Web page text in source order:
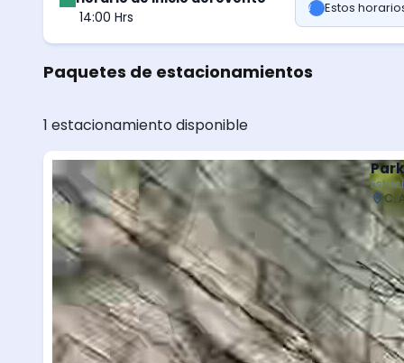
14:00 Hrs
Estos
Paquetes de estacionamientos
1 estacionamiento disponible
C.